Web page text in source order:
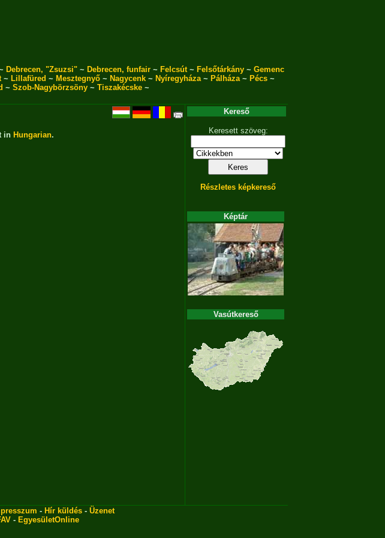
Debrecen, "Zsuzsi"~ Debrecen, funfair~ Felcsút~ Felsőtárkány~ Gemenc
~ Lillafüred ~ Mesztegnyő~ Nagycenk~ Nyíregyháza~ Pálháza~ Pécs~
~ Szob-Nagybörzsöny ~ Tiszakécske ~
in Hungarian.
Kereső
Keresett szöveg:
Részletes képkereső
Képtár
Vasútkereső
- Hír küldés - Üzenet
- EgyesületOnline